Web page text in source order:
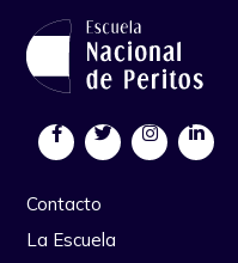
Contacto
La Escuela